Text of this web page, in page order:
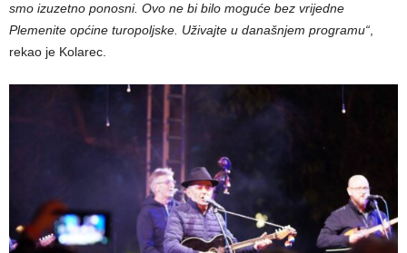
smo izuzetno ponosni. Ovo ne bi bilo moguće bez vrijedne
Plemenite općine turopoljske. Uživajte u današnjem programu“,
rekao je Kolarec.